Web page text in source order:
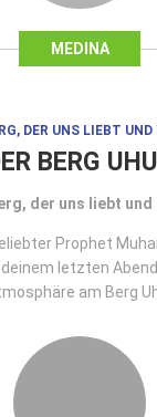
MEDINA
DER UNS LIEBT UND
BERG
der uns liebt und
Prophet
deinem letzten
am Berg